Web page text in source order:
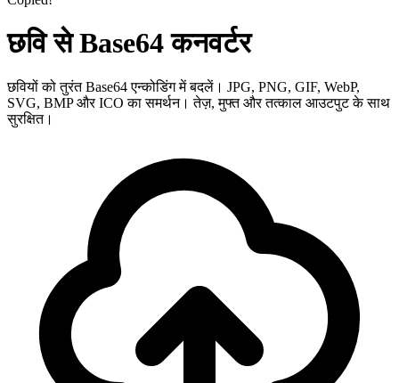
छवि से Base64 कनवर्टर
छवियों को तुरंत Base64 एन्कोडिंग में बदलें। JPG, PNG, GIF, WebP,
SVG, BMP और ICO का समर्थन। तेज़, मुफ्त और तत्काल आउटपुट के साथ
सुरक्षित।